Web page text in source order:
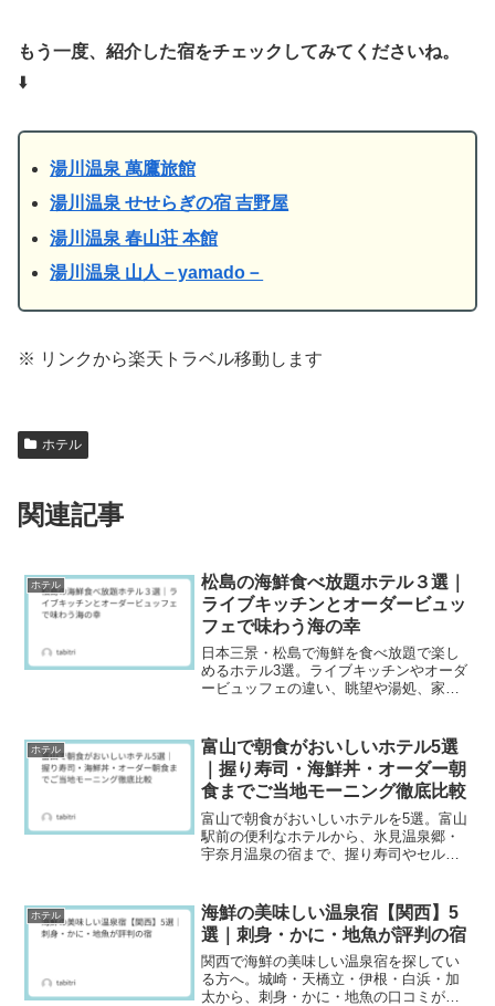
もう一度、紹介した宿をチェックしてみてくださいね。
⬇️
湯川温泉 萬鷹旅館
湯川温泉 せせらぎの宿 吉野屋
湯川温泉 春山荘 本館
湯川温泉 山人－yamado－
※ リンクから楽天トラベル移動します
ホテル
関連記事
ホテル
松島の海鮮食べ放題ホテル３選｜
ライブキッチンとオーダービュッ
フェで味わう海の幸
日本三景・松島で海鮮を食べ放題で楽し
めるホテル3選。ライブキッチンやオーダ
ービュッフェの違い、眺望や湯処、家族
説。
ホテル
富山で朝食がおいしいホテル5選
｜握り寿司・海鮮丼・オーダー朝
食までご当地モーニング徹底比較
富山で朝食がおいしいホテルを5選。富山
駅前の便利なホテルから、氷見温泉郷・
宇奈月温泉の宿まで、握り寿司やセルフ
重視で選びたい人向けに、アクセスや滞
在スタイル別のポイントもまとめていま
す。
ホテル
海鮮の美味しい温泉宿【関西】5
選｜刺身・かに・地魚が評判の宿
関西で海鮮の美味しい温泉宿を探してい
る方へ。城崎・天橋立・伊根・白浜・加
太から、刺身・かに・地魚の口コミが評